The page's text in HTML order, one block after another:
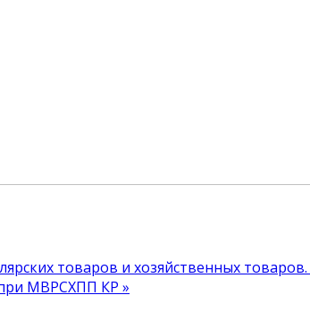
товаров и хозяйственных товаров.
МВРСХПП КР »